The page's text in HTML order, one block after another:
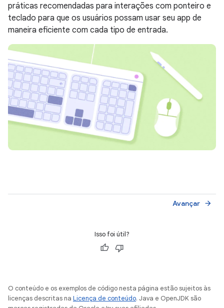
práticas recomendadas para interações com ponteiro e
teclado para que os usuários possam usar seu app de
maneira eficiente com cada tipo de entrada.
Avançar arrow_forward
Isso foi útil?
O conteúdo e os exemplos de código nesta página estão sujeitos às
licenças descritas na Licença de conteúdo. Java e OpenJDK são